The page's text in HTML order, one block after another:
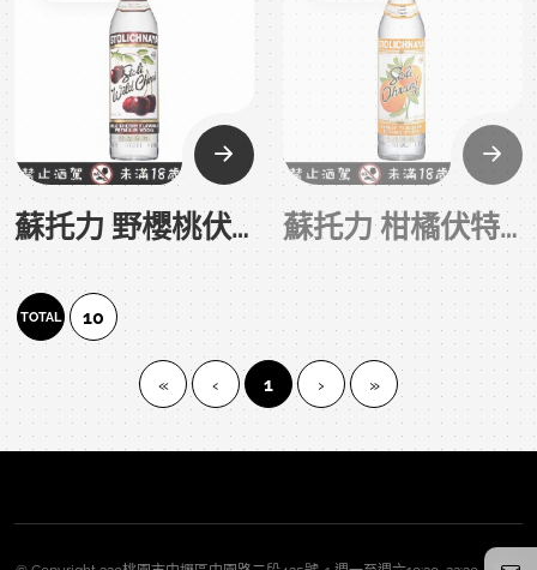
蘇托力 野櫻桃伏特加 Stoli Wild Cherri Vodka 蘇托力 柑橘伏特加 Stoli Ohranj Vodka
TOTAL 10
« ‹ 1(current)
› »